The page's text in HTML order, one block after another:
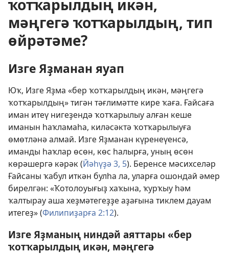
ҡотҡарылдың икән,
мәңгегә ҡотҡарылдың, тип
өйрәтәме?
Изге Яҙманан яуап
Юҡ, Изге Яҙма «бер ҡотҡарылдың икән, мәңгегә
ҡотҡарылдың» тигән тәғлимәтте кире ҡаға. Ғайсаға
иман итеү нигеҙендә ҡотҡарылыу алған кеше
иманын һаҡламаһа, киләсәктә ҡотҡарылыуға
өмөтләнә алмай. Изге Яҙманан күренеүенсә,
иманды һаҡлар өсөн, көс һалырға, уның өсөн
көрәшергә кәрәк (Йәһүҙә 3, 5). Беренсе мәсихселәр
Ғайсаны ҡабул иткән булһа ла, уларға ошондай әмер
бирелгән: «Ҡотолоуығыҙ хаҡына, ҡурҡыу һәм
ҡалтырау аша хеҙмәтегеҙҙе аҙағына тиклем дауам
итегеҙ» (Филипиҙарға 2:12).
Изге Яҙманың ниндәй аяттары «бер
ҡотҡарылдың икән, мәңгегә